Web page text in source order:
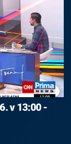
v 13:00 -